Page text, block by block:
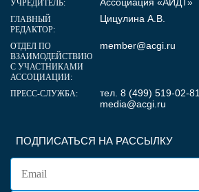
ПОДПИСАТЬСЯ НА РАССЫЛКУ
УЧРЕДИТЕЛЬ:
ГЛАВНЫЙ
РЕДАКТОР:
Цицулина А.В.
ОТДЕЛ ПО
ВЗАИМОДЕЙСТВИЮ
С УЧАСТНИКАМИ
АССОЦИАЦИИ:
member@acgi.ru
ПРЕСС-СЛУЖБА:
тел. 8 (499) 519-02-81
media@acgi.ru